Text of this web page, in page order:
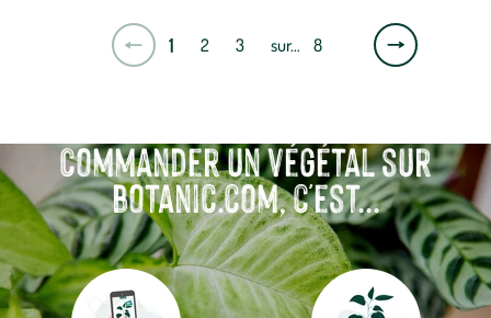
1 2 3 sur… 8
Page
suivante
Commander un végétal sur
botanic.com, c'est...